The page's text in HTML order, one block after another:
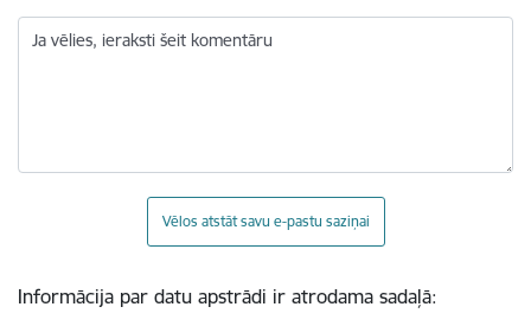
Ja vēlies, ieraksti šeit komentāru
Vēlos atstāt savu e-pastu saziņai
Informācija par datu apstrādi ir atrodama sadaļā: